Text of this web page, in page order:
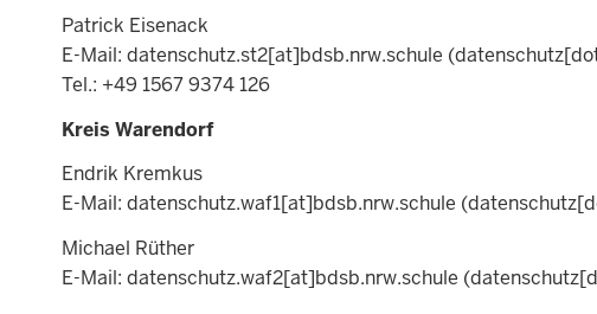
Patrick Eisenack
E-Mail: datenschutz.st2[at]bdsb.nrw.schule
Tel.: +49 1567 9374 126
Kreis Warendorf
Endrik Kremkus
E-Mail: datenschutz.waf1[at]bdsb.nrw.schule
Michael Rüther
E-Mail: datenschutz.waf2[at]bdsb.nrw.schule